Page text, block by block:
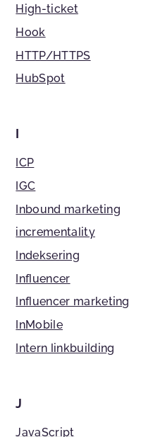
High-ticket
Hook
HTTP/HTTPS
HubSpot
I
ICP
IGC
Inbound marketing
incrementality
Indeksering
Influencer
Influencer marketing
InMobile
Intern linkbuilding
J
JavaScript